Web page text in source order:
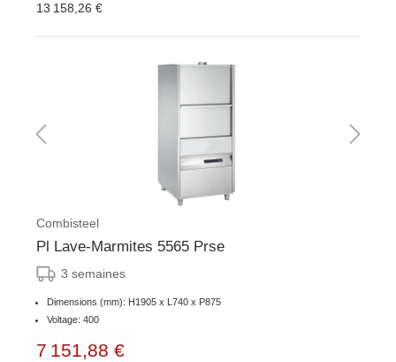
13 158,26 €
Combisteel
Pl Lave-Marmites 5565 Prse
3 semaines
Dimensions (mm): H1905 x L740 x P875
Voltage: 400
7 151,88 €